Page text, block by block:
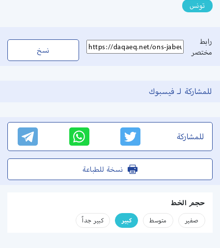
تونس
رابط
مختصر
نسخ
للمشاركة لـ فيسبوك
للمشاركة
نسخة للطباعة
حجم الخط
صفير متوسط كبير كبير جداً